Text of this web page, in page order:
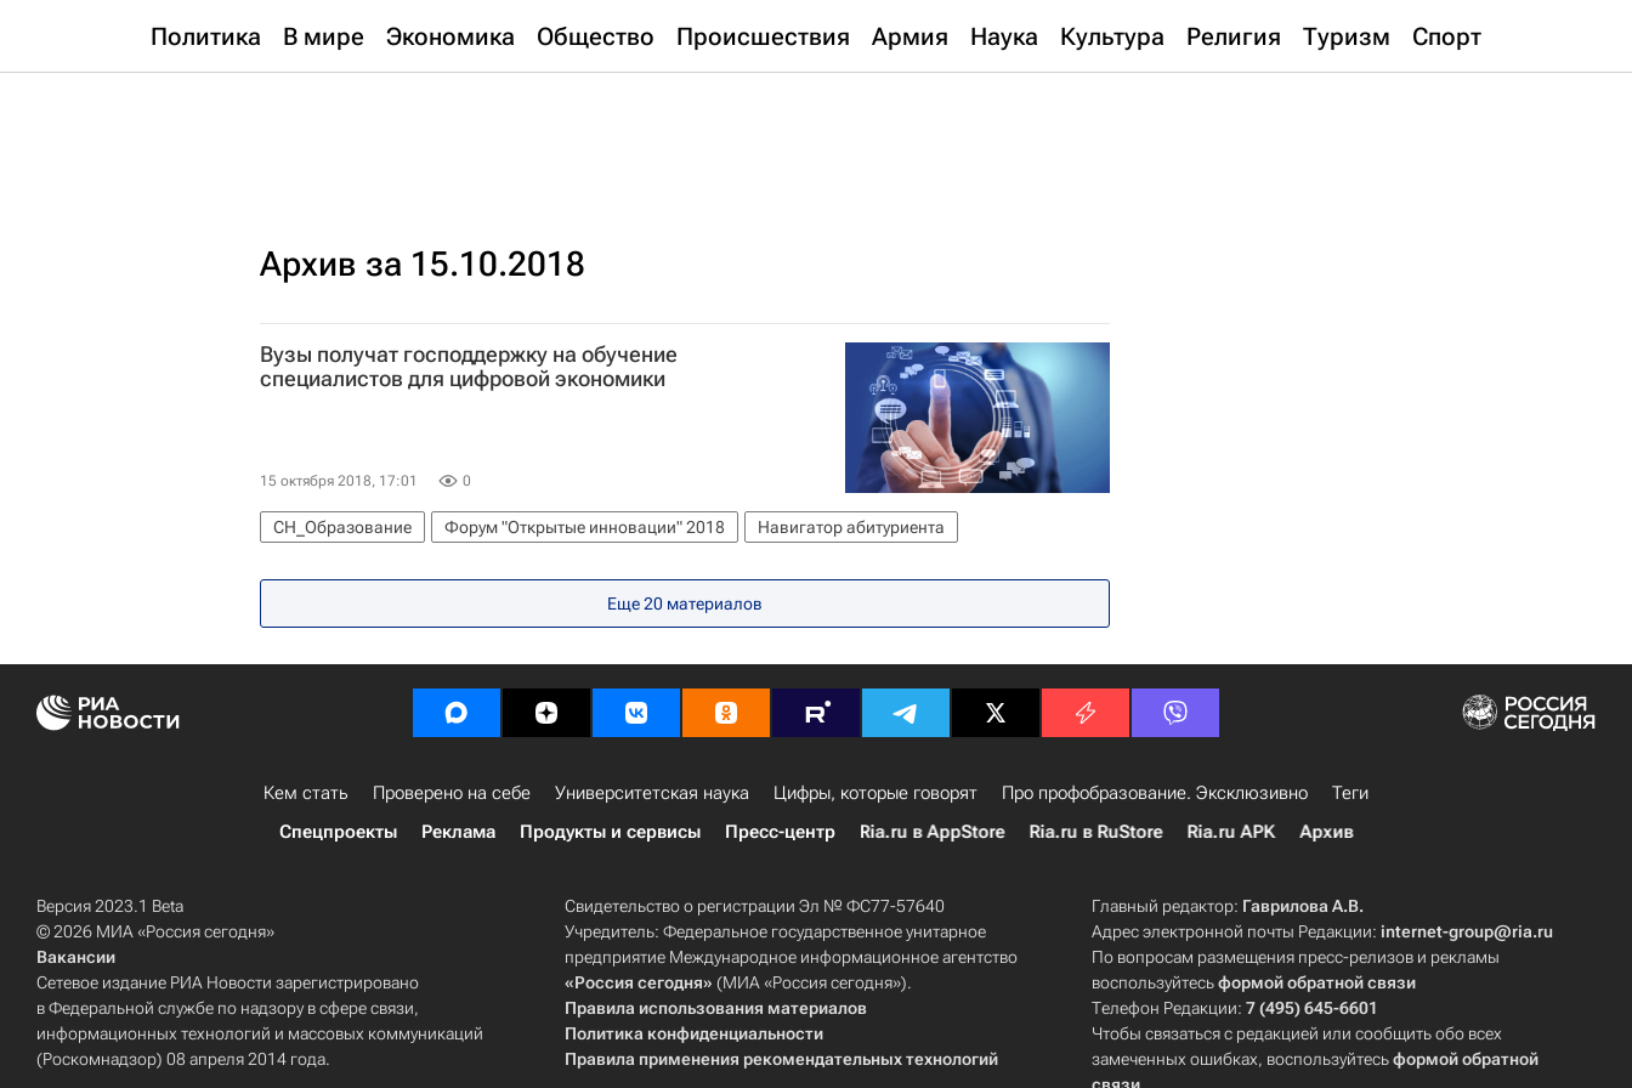
Политика В мире Экономика Общество Происшествия Армия Наука Культура Религия Туризм Спорт
Архив за 15.10.2018
Вузы получат господдержку на обучение
специалистов для цифровой экономики
15 октября 2018, 17:01 0
СН_Образование Форум "Открытые инновации" 2018 Навигатор абитуриента
Еще 20 материалов
Кем стать Проверено на себе Университетская наука Цифры, которые говорят Про профобразование. Эксклюзивно
Теги
Спецпроекты
Реклама Продукты и сервисы Пресс-центр Ria.ru в AppStore Ria.ru в RuStore Ria.ru APK Архив
Версия 2023.1 Beta
© 2026 МИА «Россия сегодня»
Вакансии
Сетевое издание РИА Новости зарегистрировано
в Федеральной службе по надзору в сфере связи,
информационных технологий и массовых коммуникаций
(Роскомнадзор) 08 апреля 2014 года.
Свидетельство о регистрации Эл № ФС77-57640
Учредитель: Федеральное государственное унитарное
предприятие Международное информационное агентство
«Россия сегодня» (МИА «Россия сегодня»).
Правила использования материалов
Политика конфиденциальности
Правила применения рекомендательных технологий
Главный редактор: Гаврилова А.В.
Адрес электронной почты Редакции:internet-group@ria.ru
По вопросам размещения пресс-релизов и рекламы
воспользуйтесьформой обратной связи
Телефон Редакции:7 (495) 645-6601
Чтобы связаться с редакцией или сообщить обо всех
замеченных ошибках, воспользуйтесьформой обратной